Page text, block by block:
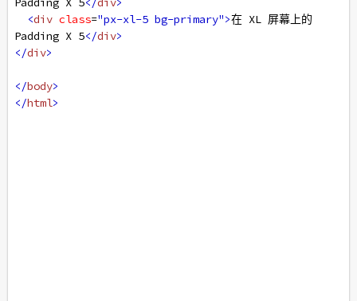
<div class="px-xl-5 bg-primary">在 XL 屏幕上的
Padding X 5</div>
</div>
</body>
</html>